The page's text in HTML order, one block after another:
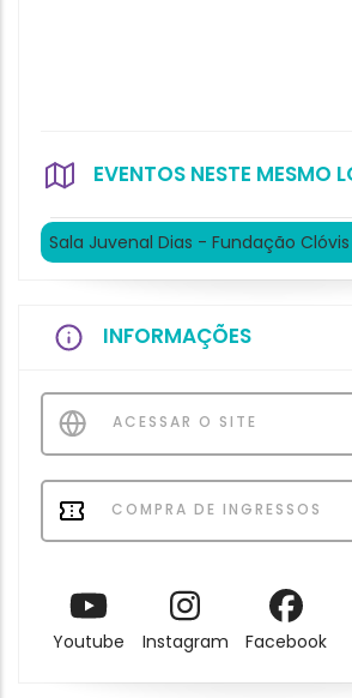
EVENTOS NESTE MESMO
Sala Juvenal Dias - Fundação
INFORMAÇÕES
ACESSAR O SITE
COMPRA DE INGRESSOS
Youtube Instagram Facebook